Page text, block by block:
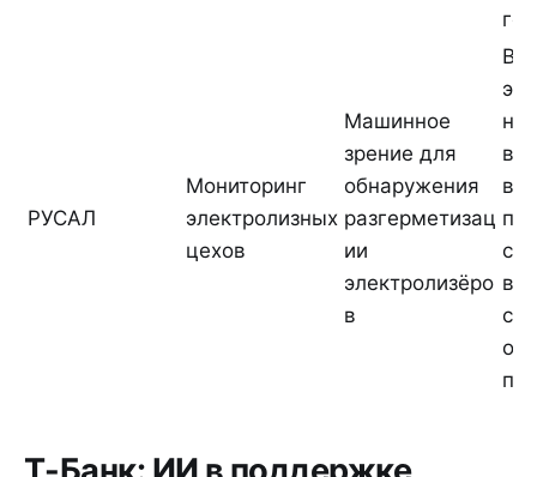
год
РУСАЛ
Мониторинг
электролизных
цехов
Машинное
зрение для
обнаружения
разгерметизац
ии
электролизёро
в
В
на